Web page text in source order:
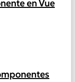
en Vue